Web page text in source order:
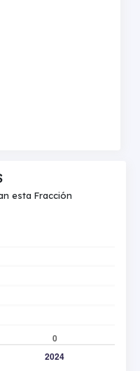
esta Fracción